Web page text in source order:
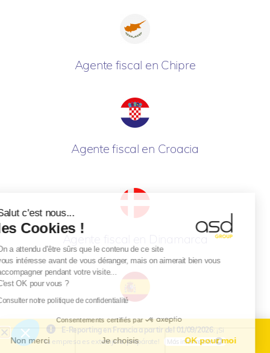
Salut c'est nous...
les Cookies !
On a attendu d'être sûrs que le contenu de ce site
vous intéresse avant de vous déranger, mais on aimerait bien vous
accompagner pendant votre visite...
C'est OK pour vous ?
Consulter notre politique de confidentialité
Consentements certifiés par
Non merci Je choisis OK pour moi
Agente fiscal en Chipre
Agente fiscal en Croacia
Agente fiscal en España
E-Reporting en Francia a partir del 01/09/2026: ¡Si
tu empresa es extranjera, prepárate!
Más información